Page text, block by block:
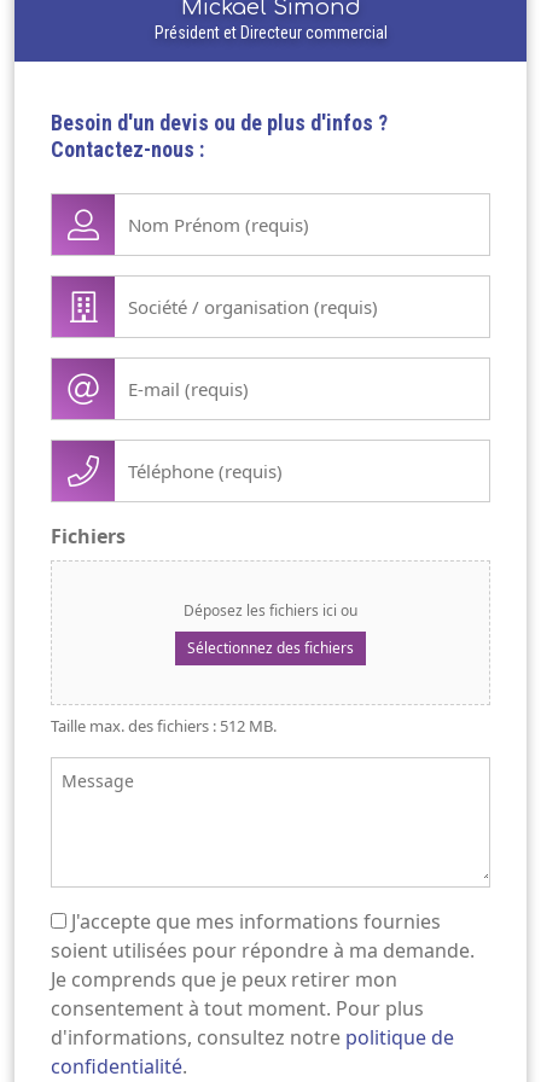
Mickaël Simond
Président et Directeur commercial
Besoin d'un devis ou de plus d'infos ?
Contactez-nous :
Nom
Prénom
Société
organisation
(Nécessaire)
mail
Téléphone
(Nécessaire)
Fichiers
Déposez les fichiers ici ou
Sélectionnez des fichiers
Taille max. des fichiers : 512 MB.
Message
(Nécessaire)
J'accepte que mes informations fournies
soient utilisées pour répondre à ma demande.
Je comprends que je peux retirer mon
consentement à tout moment. Pour plus
d'informations, consultez notre politique de
confidentialité.